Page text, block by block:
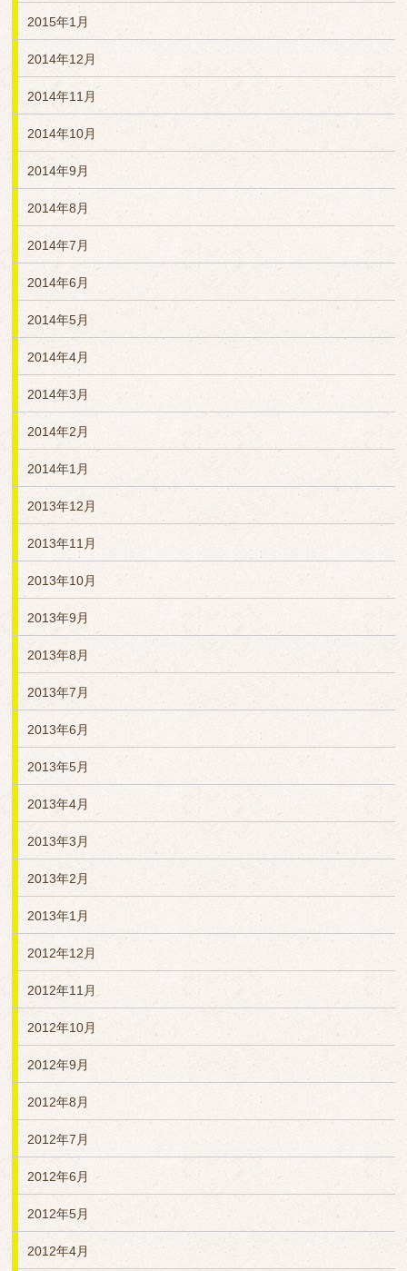
2015年1月
2014年12月
2014年11月
2014年10月
2014年9月
2014年8月
2014年7月
2014年6月
2014年5月
2014年4月
2014年3月
2014年2月
2014年1月
2013年12月
2013年11月
2013年10月
2013年9月
2013年8月
2013年7月
2013年6月
2013年5月
2013年4月
2013年3月
2013年2月
2013年1月
2012年12月
2012年11月
2012年10月
2012年9月
2012年8月
2012年7月
2012年6月
2012年5月
2012年4月